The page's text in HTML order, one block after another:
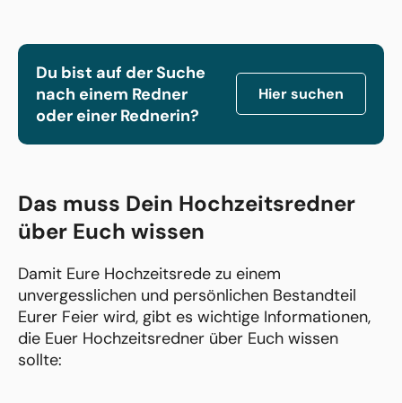
Du bist auf der Suche
nach einem Redner
oder einer Rednerin?
Hier suchen
Das muss Dein Hochzeitsredner
über Euch wissen
Damit Eure Hochzeitsrede zu einem
unvergesslichen und persönlichen Bestandteil
Eurer Feier wird, gibt es wichtige Informationen,
die Euer Hochzeitsredner über Euch wissen
sollte: